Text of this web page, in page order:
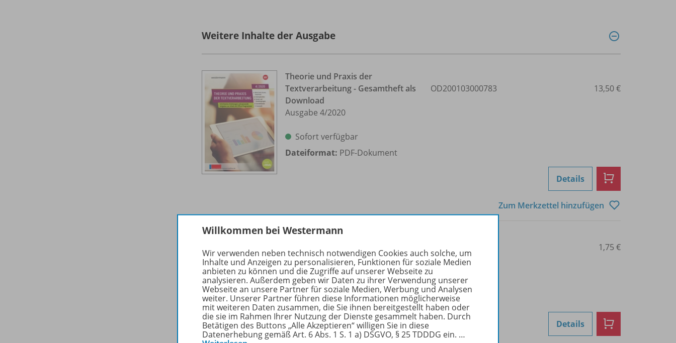
Weitere Inhalte der Ausgabe
Theorie und Praxis der
Textverarbeitung - Gesamtheft als
Download
Ausgabe 4/2020
Sofort verfügbar
Dateiformat: PDF-Dokument
OD200103000783 13,50 €
Details
Zum Merkzettel hinzufügen
Serienbrief
Ausgabe 4/
Sofort verfügbar
Dateiformat:PDF-Dokument
OD200103000784 1,75 €
Details
Willkommen bei Westermann
Wir verwenden neben technisch notwendigen Cookies auch solche, um
Inhalte und Anzeigen zu personalisieren, Funktionen für soziale Medien
anbieten zu können und die Zugriffe auf unserer Webseite zu
analysieren. Außerdem geben wir Daten zu ihrer Verwendung unserer
Webseite an unsere Partner für soziale Medien, Werbung und Analysen
weiter. Unserer Partner führen diese Informationen möglicherweise
mit weiteren Daten zusammen, die Sie ihnen bereitgestellt haben oder
die sie im Rahmen Ihrer Nutzung der Dienste gesammelt haben. Durch
Betätigen des Buttons „Alle Akzeptieren“ willigen Sie in diese
Datenerhebung gemäß Art. 6 Abs. 1 S. 1 a) DSGVO, § 25 TDDDG ein. …